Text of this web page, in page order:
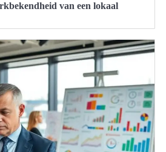
van een lokaal